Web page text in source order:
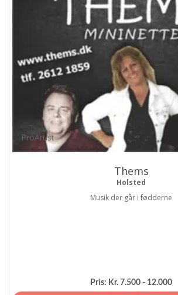
ProArtist
Thems
Holsted
Musik der går i fødderne
Pris: Kr. 7.500 - 12.000